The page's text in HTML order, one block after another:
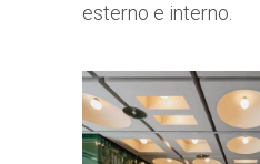
esterno e interno.